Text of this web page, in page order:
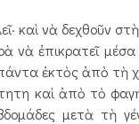
καὶ νὰ δεχθοῦν
νὰ ἐπικρατεῖ
ἐκτὸς ἀπὸ τὴ
καὶ ἀπὸ τὸ
μετὰ τὴ